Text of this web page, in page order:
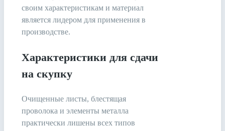
своим характеристикам и материал
является лидером для применения в
производстве.
Характеристики для сдачи
на скупку
Очищенные листы, блестящая
проволока и элементы металла
практически лишены всех типов